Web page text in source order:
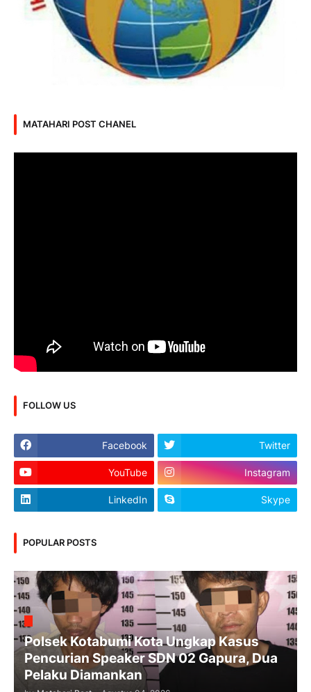
MATAHARI POST CHANEL
FOLLOW US
Facebook Twitter
YouTube Instagram
LinkedIn Skype
POPULAR POSTS
Polsek Kotabumi Kota Ungkap Kasus
Pencurian Speaker SDN 02 Gapura, Dua
Pelaku Diamankan